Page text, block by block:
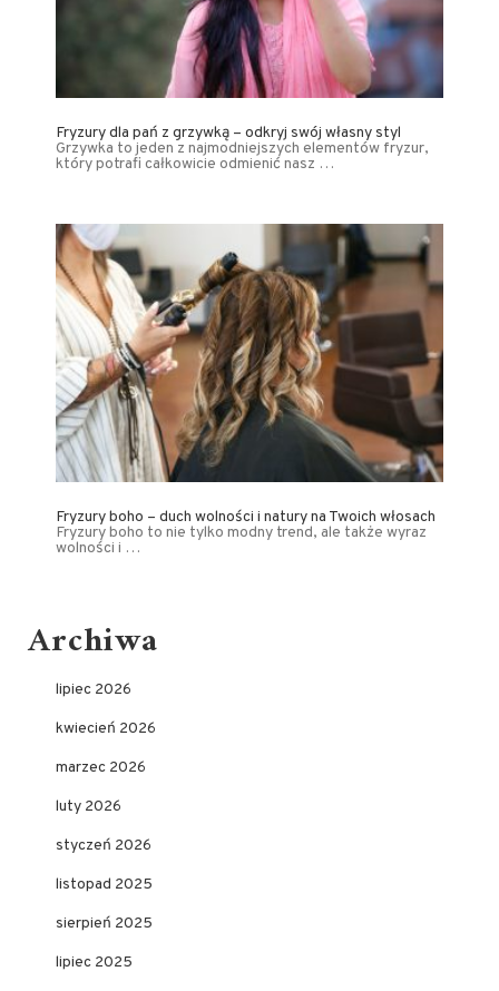
Fryzury dla pań z grzywką – odkryj swój własny styl
Grzywka to jeden z najmodniejszych elementów fryzur,
który potrafi całkowicie odmienić nasz …
Fryzury boho – duch wolności i natury na Twoich włosach
Fryzury boho to nie tylko modny trend, ale także wyraz
wolności i …
Archiwa
lipiec 2026
kwiecień 2026
marzec 2026
luty 2026
styczeń 2026
listopad 2025
sierpień 2025
lipiec 2025